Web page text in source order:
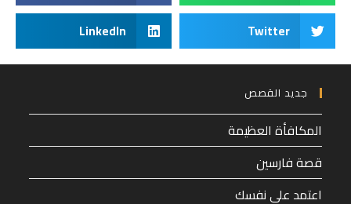
Twitter
LinkedIn
جديد القصص
المكافأة العظيمة
قصة فارسين
اعتمد على نفسك